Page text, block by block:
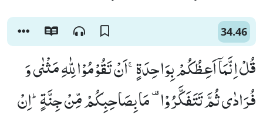
34.46
قُلْ اِنَّمَاۤ اَعِظُكُمْ بِوَاحِدَةٍۚ-اَنْ تَقُوْمُوْا لِلّٰهِ مَثْنٰى وَ
فُرَادٰى ثُمَّ تَتَفَكَّرُوْا- مَا بِصَاحِبِكُمْ مِّنْ جِنَّةٍؕ-اِنْ